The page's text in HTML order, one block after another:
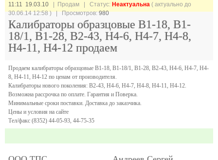
11:11 19.03.10 | Продам | Статус: Неактуальна ( актуально до
30.06.14 12:58 ) | Просмотров:980
Калибраторы образцовые В1-18, В1-
18/1, В1-28, В2-43, Н4-6, Н4-7, Н4-8,
Н4-11, Н4-12 продаем
Продаем калибраторы образцовые В1-18, В1-18/1, В1-28, В2-43, Н4-6, Н4-7, Н4-
8, Н4-11, Н4-12 по ценам от производителя.
Калибраторы нового поколения: В2-43, Н4-6, Н4-7, Н4-8, Н4-11, Н4-12.
Возможна рассрочка по оплате. Гарантия и Поверка.
Минимальные сроки поставки. Доставка до заказчика.
Цены и условия на сайте
Тел/факс (8352) 44-05-93, 44-75-35